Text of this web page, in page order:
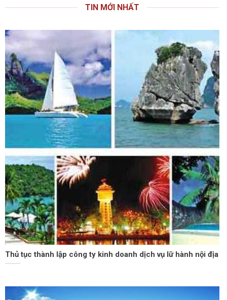
TIN MỚI NHẤT
Thủ tục thành lập công ty kinh doanh dịch vụ lữ hành nội địa